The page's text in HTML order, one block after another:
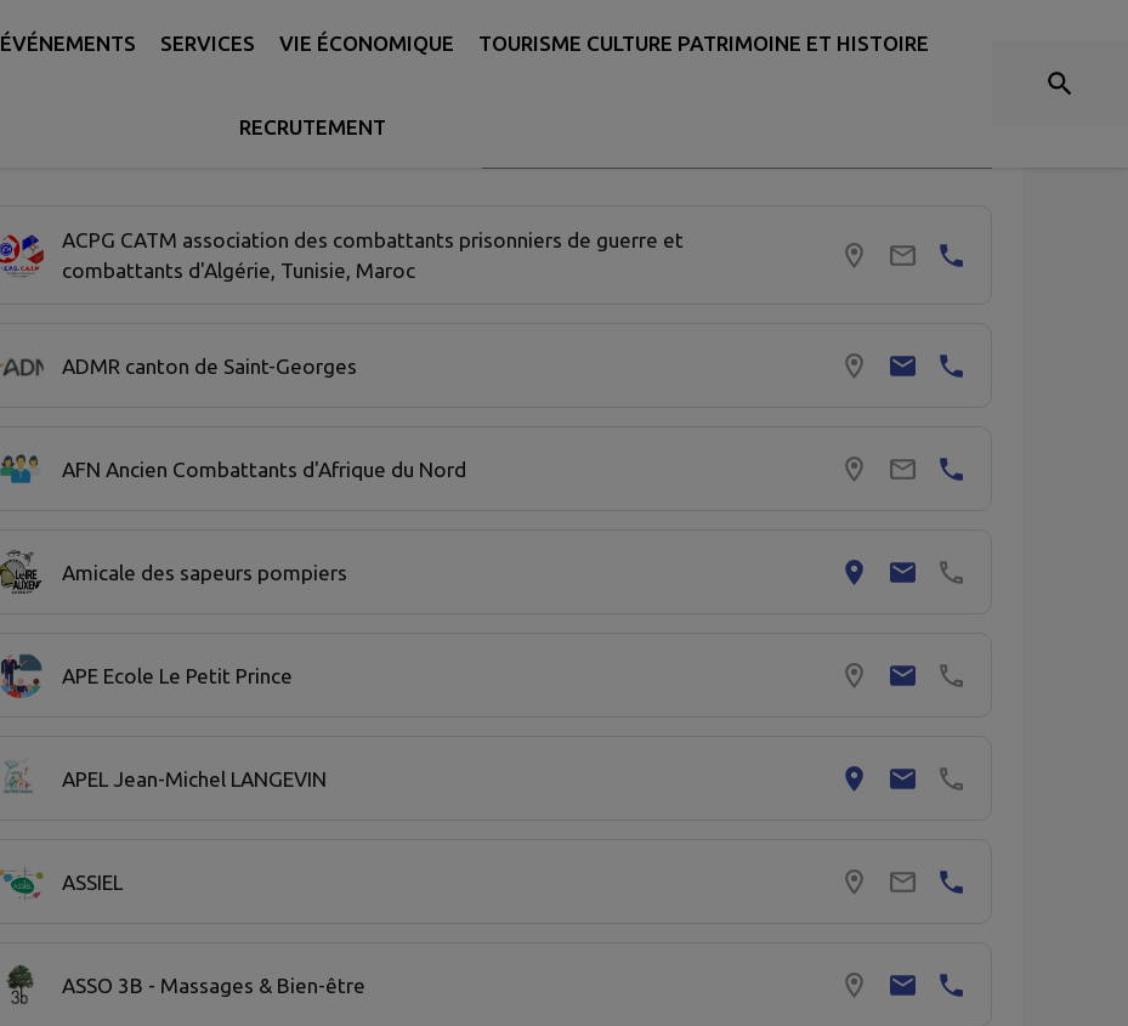
ÉVÉNEMENTS SERVICES VIE ÉCONOMIQUE TOURISME CULTURE PATRIMOINE ET HISTOIRE
RECRUTEMENT
ASSOCIATIONS
ACPG CATM association des combattants prisonniers de guerre et
combattants d'Algérie, Tunisie, Maroc
ADMR canton de Saint-Georges
AFN Ancien Combattants d'Afrique du Nord
Amicale des sapeurs pompiers
APE Ecole Le Petit Prince
APEL Jean-Michel LANGEVIN
ASSIEL
ASSO 3B - Massages & Bien-être